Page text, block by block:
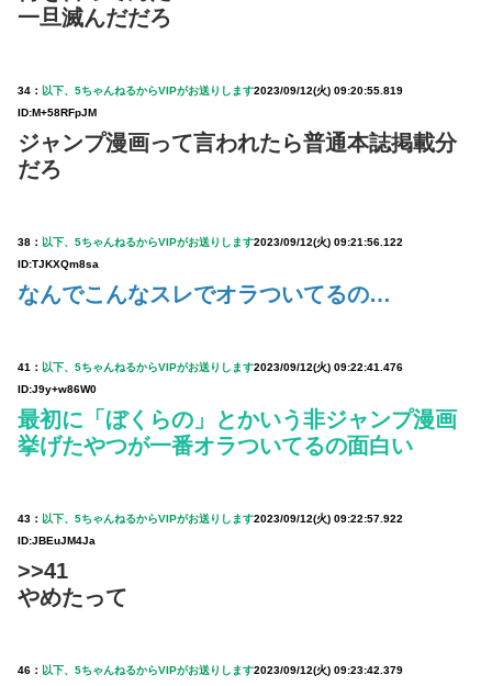
一旦滅んだだろ
34： 以下、5ちゃんねるからVIPがお送りします2023/09/12(火) 09:20:55.819
ID:M+58RFpJM
ジャンプ漫画って言われたら普通本誌掲載分
だろ
38： 以下、5ちゃんねるからVIPがお送りします2023/09/12(火) 09:21:56.122
ID:TJKXQm8sa
なんでこんなスレでオラついてるの…
41： 以下、5ちゃんねるからVIPがお送りします2023/09/12(火) 09:22:41.476
ID:J9y+w86W0
最初に「ぼくらの」とかいう非ジャンプ漫画
挙げたやつが一番オラついてるの面白い
43： 以下、5ちゃんねるからVIPがお送りします2023/09/12(火) 09:22:57.922
ID:JBEuJM4Ja
>>41
やめたって
46： 以下、5ちゃんねるからVIPがお送りします2023/09/12(火) 09:23:42.379